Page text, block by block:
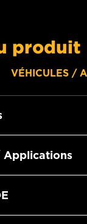
produit
VÉHICULES /
Applications